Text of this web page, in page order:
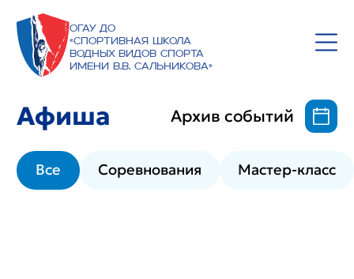
ОГАУ ДО
«Спортивная школа
водных видов спорта
имени В.В. Сальникова»
Афиша Архив событий
Все Соревнования Мастер-класс